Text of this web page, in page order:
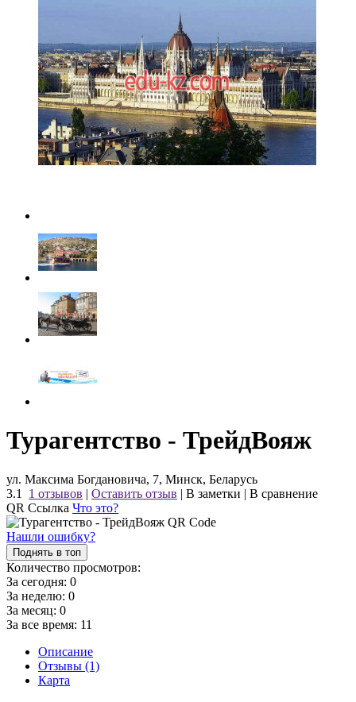
Турагентство - ТрейдВояж
ул. Максима Богдановича, 7, Минск, Беларусь
3.1
1 отзывов | Оставить отзыв | В заметки | В сравнение
QR Ссылка Что это?
Нашли ошибку?
Поднять в топ
Количество просмотров:
За сегодня: 0
За неделю: 0
За месяц: 0
За все время: 11
Описание
Отзывы (1)
Карта